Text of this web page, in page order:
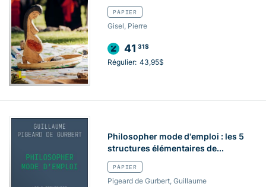
PAPIER
Gisel, Pierre
41 31$
Régulier: 43,95$
Philosopher mode d'emploi : les 5
structures élémentaires de...
PAPIER
Pigeard de Gurbert, Guillaume